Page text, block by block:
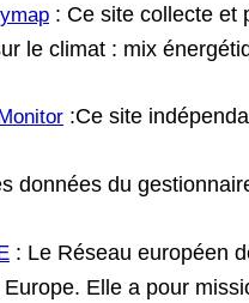
: Ce site collecte et
le climat : mix
:Ce site
données du
: Le Réseau européen
Elle a pour